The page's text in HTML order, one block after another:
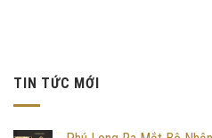
TIN TỨC MỚI